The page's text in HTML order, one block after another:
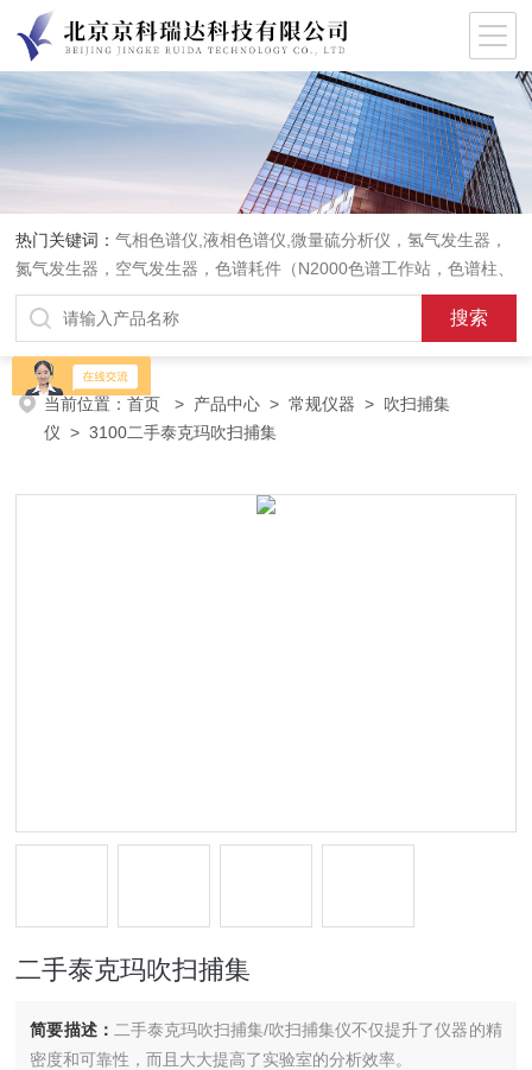
热门关键词：气相色谱仪,液相色谱仪,微量硫分析仪，氢气发生器，
氮气发生器，空气发生器，色谱耗件（N2000色谱工作站，色谱柱、
阀件、进样器、色谱担体），顶空进样器，热解析仪，紫外分光光度
计，原子吸收分光光度计，傅立叶红外光谱仪，分析天平等常规实验
室产品。
当前位置：首页 > 产品中心 >常规仪器 > 吹扫捕集
仪 > 3100二手泰克玛吹扫捕集
二手泰克玛吹扫捕集
简要描述： 二手泰克玛吹扫捕集/吹扫捕集仪不仅提升了仪器的精
密度和可靠性，而且大大提高了实验室的分析效率。